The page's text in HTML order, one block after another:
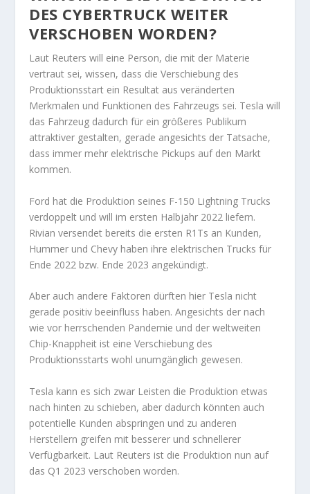
DES CYBERTRUCK WEITER
VERSCHOBEN WORDEN?
Laut Reuters will eine Person, die mit der Materie
vertraut sei, wissen, dass die Verschiebung des
Produktionsstart ein Resultat aus veränderten
Merkmalen und Funktionen des Fahrzeugs sei. Tesla will
das Fahrzeug dadurch für ein größeres Publikum
attraktiver gestalten, gerade angesichts der Tatsache,
dass immer mehr elektrische Pickups auf den Markt
kommen.
Ford hat die Produktion seines F-150 Lightning Trucks
verdoppelt und will im ersten Halbjahr 2022 liefern.
Rivian versendet bereits die ersten R1Ts an Kunden,
Hummer und Chevy haben ihre elektrischen Trucks für
Ende 2022 bzw. Ende 2023 angekündigt.
Aber auch andere Faktoren dürften hier Tesla nicht
gerade positiv beeinfluss haben. Angesichts der nach
wie vor herrschenden Pandemie und der weltweiten
Chip-Knappheit ist eine Verschiebung des
Produktionsstarts wohl unumgänglich gewesen.
Tesla kann es sich zwar Leisten die Produktion etwas
nach hinten zu schieben, aber dadurch könnten auch
potentielle Kunden abspringen und zu anderen
Herstellern greifen mit besserer und schnellerer
Verfügbarkeit. Laut Reuters ist die Produktion nun auf
das Q1 2023 verschoben worden.